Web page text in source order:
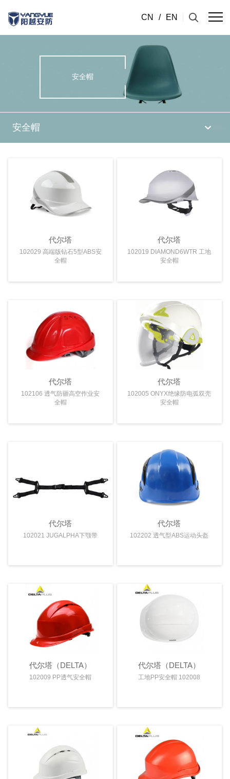
CN / EN
安全帽
安全帽
代尔塔
102029 高端版钻石5型ABS安
全帽
代尔塔
102019 DIAMOND6WTR 工地
安全帽
代尔塔
102106 透气防砸高空作业安
全帽
代尔塔
102005 ONYX绝缘防电弧双壳
安全帽
代尔塔
102021 JUGALPHA下颚带
代尔塔
102202 透气型ABS运动头盔
代尔塔（DELTA）
102009 PP透气安全帽
代尔塔（DELTA）
工地PP安全帽 102008